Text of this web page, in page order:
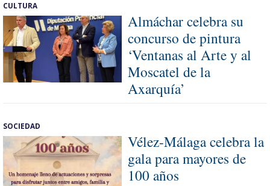
CULTURA
Almáchar celebra su
concurso de pintura
‘Ventanas al Arte y al
Moscatel de la
Axarquía’
SOCIEDAD
Vélez-Málaga celebra la
gala para mayores de
100 años